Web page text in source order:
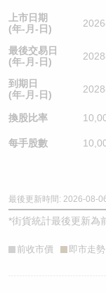
上市日期
(年-月-日)
最後交易日
(年-月-日)
到期日
(年-月-日)
換股比率
每手股數
最後更新時間: 2026-08-
*街貨統計最後更新為
前收市價 即市走勢